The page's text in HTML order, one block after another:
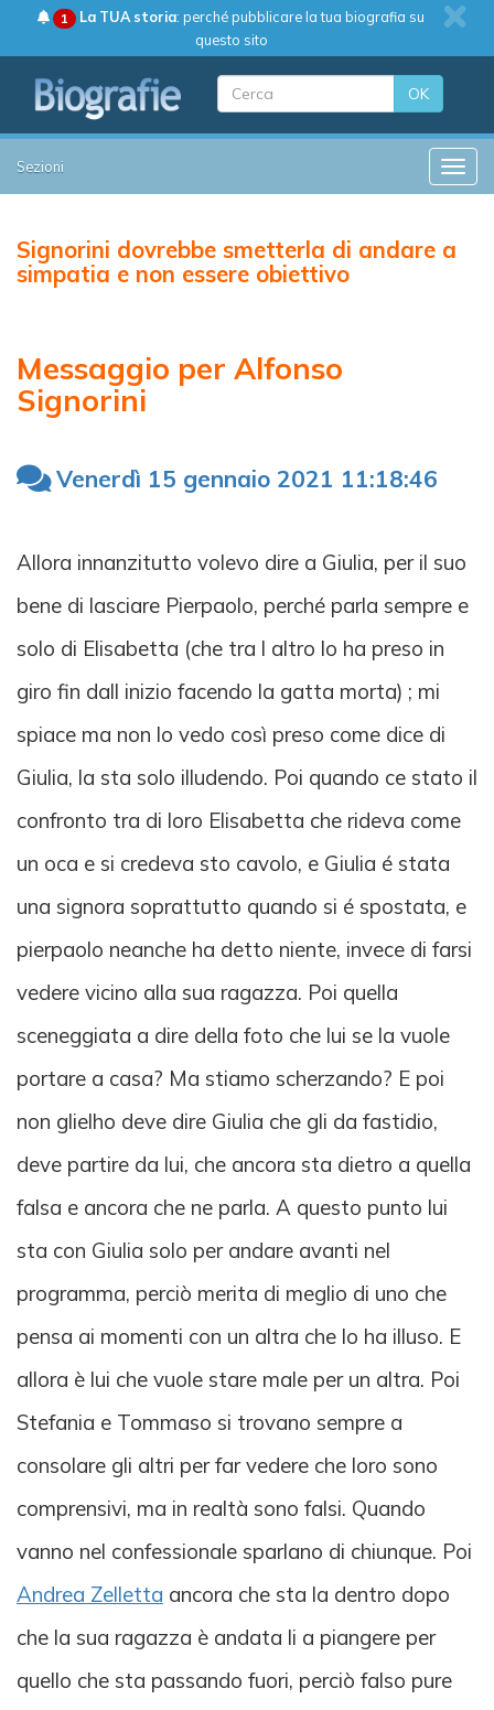
1 La TUA storia: perché pubblicare la tua biografia su
questo sito
OK
Sezioni
Signorini dovrebbe smetterla di andare a
simpatia e non essere obiettivo
Messaggio per Alfonso
Signorini
Venerdì 15 gennaio 2021 11:18:46
Allora innanzitutto volevo dire a Giulia, per il suo
bene di lasciare Pierpaolo, perché parla sempre e
solo di Elisabetta (che tra l altro lo ha preso in
giro fin dall inizio facendo la gatta morta) ; mi
spiace ma non lo vedo così preso come dice di
Giulia, la sta solo illudendo. Poi quando ce stato il
confronto tra di loro Elisabetta che rideva come
un oca e si credeva sto cavolo, e Giulia é stata
una signora soprattutto quando si é spostata, e
pierpaolo neanche ha detto niente, invece di farsi
vedere vicino alla sua ragazza. Poi quella
sceneggiata a dire della foto che lui se la vuole
portare a casa? Ma stiamo scherzando? E poi
non glielho deve dire Giulia che gli da fastidio,
deve partire da lui, che ancora sta dietro a quella
falsa e ancora che ne parla. A questo punto lui
sta con Giulia solo per andare avanti nel
programma, perciò merita di meglio di uno che
pensa ai momenti con un altra che lo ha illuso. E
allora è lui che vuole stare male per un altra. Poi
Stefania e Tommaso si trovano sempre a
consolare gli altri per far vedere che loro sono
comprensivi, ma in realtà sono falsi. Quando
vanno nel confessionale sparlano di chiunque. Poi
Andrea Zelletta ancora che sta la dentro dopo
che la sua ragazza è andata li a piangere per
quello che sta passando fuori, perciò falso pure